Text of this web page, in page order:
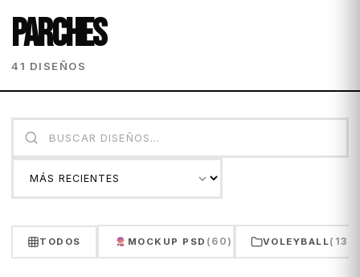
PARCHES
41 DISEÑOS
TODOS MOCKUP PSD (60) VOLEYBALL (132)